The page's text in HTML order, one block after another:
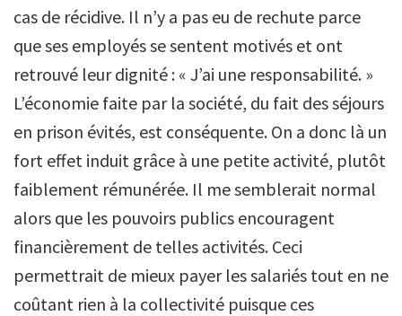
cas de récidive. Il n’y a pas eu de rechute parce
que ses employés se sentent motivés et ont
retrouvé leur dignité : « J’ai une responsabilité. »
L’économie faite par la société, du fait des séjours
en prison évités, est conséquente. On a donc là un
fort effet induit grâce à une petite activité, plutôt
faiblement rémunérée. Il me semblerait normal
alors que les pouvoirs publics encouragent
financièrement de telles activités. Ceci
permettrait de mieux payer les salariés tout en ne
coûtant rien à la collectivité puisque ces